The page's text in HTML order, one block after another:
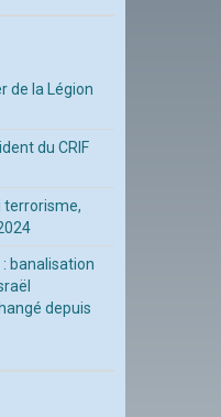
de la Légion
du CRIF
terrorisme,
banalisation
depuis